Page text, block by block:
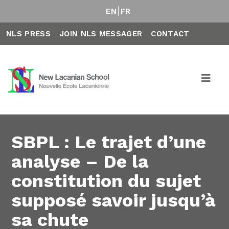
EN FR
NLS PRESS JOIN NLS MESSAGER CONTACT
SBPL : Le trajet d’une
analyse – De la
constitution du sujet
supposé savoir jusqu’à
sa chute